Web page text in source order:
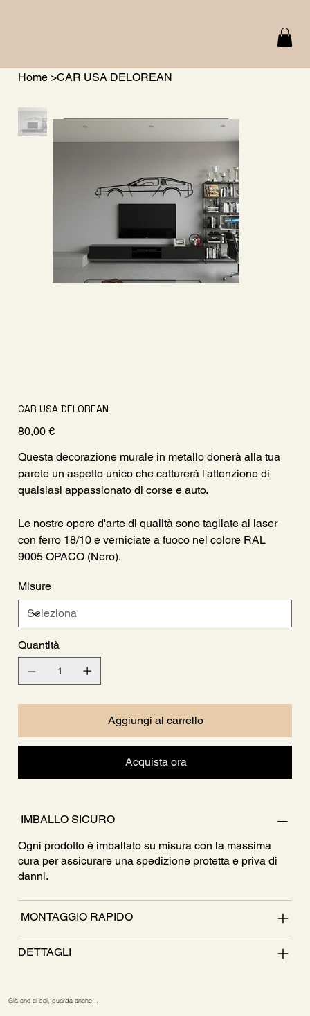
Home >CAR USA DELOREAN
CAR USA DELOREAN
Prezzo
80,00 €
Questa decorazione murale in metallo donerà alla tua
parete un aspetto unico che catturerà l'attenzione di
qualsiasi appassionato di corse e auto.
Le nostre opere d'arte di qualità sono tagliate al laser
con ferro 18/10 e verniciate a fuoco nel colore RAL
9005 OPACO (Nero).
Misure
Quantità
Aggiungi al carrello
Acquista ora
IMBALLO SICURO
Ogni prodotto è imballato su misura con la massima
cura per assicurare una spedizione protetta e priva di
danni.
MONTAGGIO RAPIDO
DETTAGLI
Già che ci sei, guarda anche…